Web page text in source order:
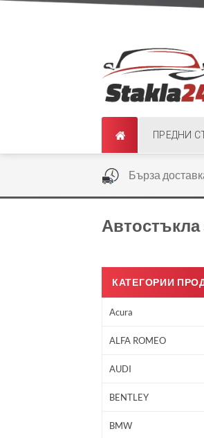
ПРЕДНИ
Бърза
Автостъкла
КАТЕГОРИИ
Acura
ALFA ROMEO
AUDI
BENTLEY
BMW